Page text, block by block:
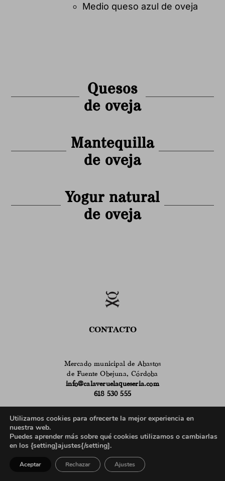
Medio queso azul de oveja
Quesos
de oveja
Mantequilla
de oveja
Yogur natural
de oveja
CONTACTO
Mercado municipal de Abastos
de Fuente Obejuna, Córdoba
info@calaveruelaqueseria.com
618 530 555
9 a 14h de martes a sábado
en verano
de 9 a 14h de lunes a sábado
635 962 100
Horario de atención telefónica para profesionales:
9 a 13h de lunes a viernes
Utilizamos cookies para ofrecerte la mejor experiencia en
nuestra web.
Puedes aprender más sobre qué cookies utilizamos o cambiarlas
en los {setting]ajustes{/setting].
Aceptar Rechazar Ajustes